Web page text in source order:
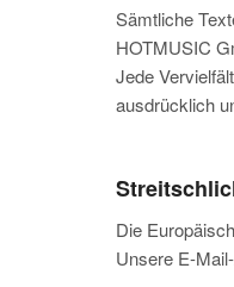
Sämtliche
HOTMUSIC
Jede
ausdrücklich
Die
Unsere E-